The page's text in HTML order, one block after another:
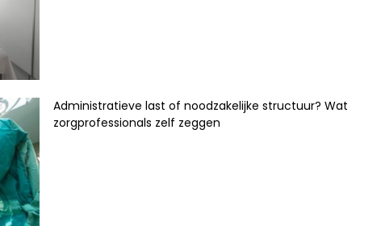
Administratieve last of noodzakelijke structuur? Wat
zorgprofessionals zelf zeggen